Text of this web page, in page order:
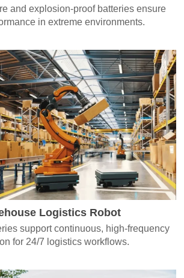
and explosion-proof batteries ensure
in extreme environments.
Logistics Robot
support continuous, high-frequency
for 24/7 logistics workflows.